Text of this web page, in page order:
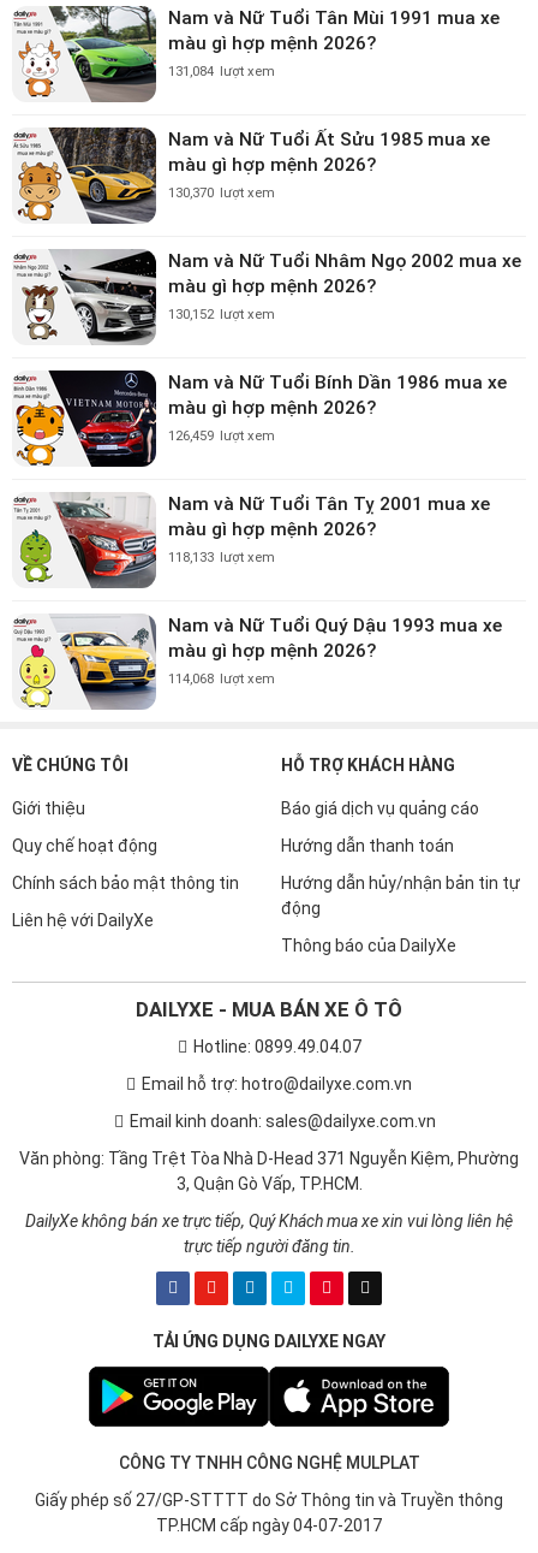
Nam và Nữ Tuổi Tân Mùi 1991 mua xe
màu gì hợp mệnh 2026?
131,084 lượt xem
Nam và Nữ Tuổi Ất Sửu 1985 mua xe
màu gì hợp mệnh 2026?
130,370 lượt xem
Nam và Nữ Tuổi Nhâm Ngọ 2002 mua xe
màu gì hợp mệnh 2026?
130,152 lượt xem
Nam và Nữ Tuổi Bính Dần 1986 mua xe
màu gì hợp mệnh 2026?
126,459 lượt xem
Nam và Nữ Tuổi Tân Tỵ 2001 mua xe
màu gì hợp mệnh 2026?
118,133 lượt xem
Nam và Nữ Tuổi Quý Dậu 1993 mua xe
màu gì hợp mệnh 2026?
114,068 lượt xem
VỀ CHÚNG TÔI
Giới thiệu
Quy chế hoạt động
Chính sách bảo mật thông tin
Liên hệ với DailyXe
HỖ TRỢ KHÁCH HÀNG
Báo giá dịch vụ quảng cáo
Hướng dẫn thanh toán
Hướng dẫn hủy/nhận bản tin tự
động
Thông báo của DailyXe
DAILYXE - MUA BÁN XE Ô TÔ
Hotline: 0899.49.04.07
Email hỗ trợ: hotro@dailyxe.com.vn
Email kinh doanh: sales@dailyxe.com.vn
Văn phòng: Tầng Trệt Tòa Nhà D-Head 371 Nguyễn Kiệm, Phường
3, Quận Gò Vấp, TP.HCM.
DailyXe không bán xe trực tiếp, Quý Khách mua xe xin vui lòng liên hệ
trực tiếp người đăng tin.
TẢI ỨNG DỤNG DAILYXE NGAY
CÔNG TY TNHH CÔNG NGHỆ MULPLAT
Giấy phép số 27/GP-STTTT do Sở Thông tin và Truyền thông
TP.HCM cấp ngày 04-07-2017